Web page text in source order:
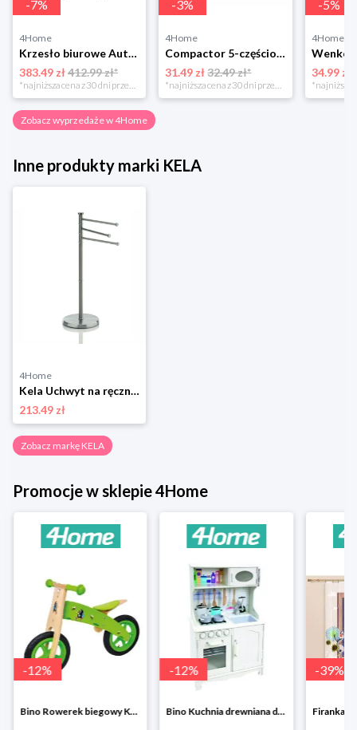
-7%
4Home
Krzesło biurowe Autronic KA-V317 GREY
383.49 zł412.99 zł*
*najniższa cena z 30 dni przed obniżką
-3%
4Home
Compactor 5-częściowy komplet wieszaków dziecięcych Velvet, 28 cm
31.49 zł 32.49 zł*
*najniższa cena z 30 dni przed obniżką
-5%
4Home
34.99 zł
Zobacz wyprzedaże w 4Home
Inne produkty marki KELA
4Home
Kela Uchwyt na ręczniki Swing KELA
213.49 zł
Zobacz markę KELA
Promocje w sklepie 4Home
-12%
Bino Rowerek biegowy Krecik
-12%
Bino Kuchnia drewniana dla dzieci Provence
-39%